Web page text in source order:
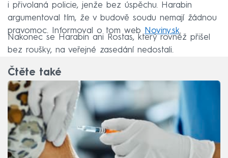
i přivolaná policie, jenže bez úspěchu. Harabin
argumentoval tím, že v budově soudu nemají žádnou
pravomoc. Informoval o tom web
Noviny.sk.
Nakonec se Harabin ani Rostas, který rovněž přišel
bez roušky, na veřejné zasedání nedostali.
Čtěte také